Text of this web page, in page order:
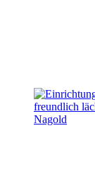
Nagold